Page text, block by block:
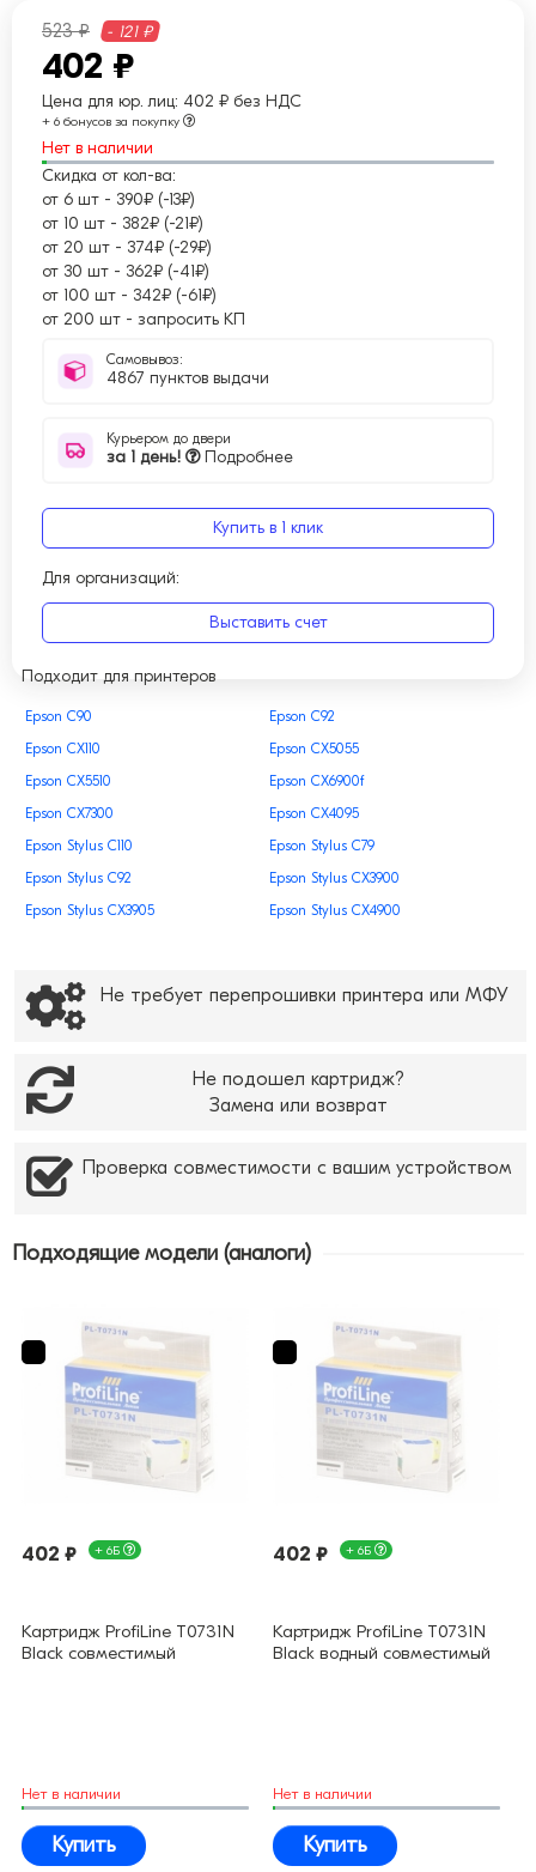
523 ₽ - 121 ₽
402 ₽
Цена для юр. лиц: 402 ₽ без НДС
+ 6 бонусов за покупку
Нет в наличии
Скидка от кол-ва:
от 6 шт - 390₽ (-13₽)
от 10 шт - 382₽ (-21₽)
от 20 шт - 374₽ (-29₽)
от 30 шт - 362₽ (-41₽)
от 100 шт - 342₽ (-61₽)
от 200 шт - запросить КП
Самовывоз:
4867 пунктов выдачи
Курьером до двери
за 1 день! Подробнее
Купить в 1 клик
Для организаций:
Выставить счет
Подходит для принтеров
Epson C90
Epson C92
Epson CX110
Epson CX5055
Epson CX5510
Epson CX6900f
Epson CX7300
Epson CХ4095
Epson Stylus C110
Epson Stylus C79
Epson Stylus C92
Epson Stylus CX3900
Epson Stylus CX3905
Epson Stylus CX4900
Epson Stylus CX5600
Epson Stylus CX5900
Epson Stylus CX9300F
Epson Stylus TX219
Epson Stylus TX400
Epson Stylus TX600fW
Epson TX200
Epson TX210
Epson TX410
Не требует перепрошивки принтера или МФУ
Не подошел картридж?
Замена или возврат
Проверка совместимости с вашим устройством
Подходящие модели (аналоги)
402 ₽ + 6Б
Картридж ProfiLine T0731N
Black совместимый
Нет в наличии
Купить
402 ₽ + 6Б
Картридж ProfiLine T0731N
Black водный совместимый
Нет в наличии
Купить